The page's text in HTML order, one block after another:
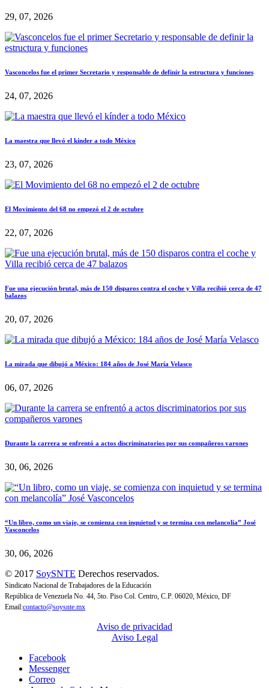
29, 07, 2026
Vasconcelos fue el primer Secretario y responsable de definir la estructura y funciones
24, 07, 2026
La maestra que llevó el kínder a todo México
23, 07, 2026
El Movimiento del 68 no empezó el 2 de octubre
22, 07, 2026
Fue una ejecución brutal, más de 150 disparos contra el coche y Villa recibió cerca de 47
balazos
20, 07, 2026
La mirada que dibujó a México: 184 años de José María Velasco
06, 07, 2026
Durante la carrera se enfrentó a actos discriminatorios por sus compañeros varones
30, 06, 2026
“Un libro, como un viaje, se comienza con inquietud y se termina con melancolía” José
Vasconcelos
30, 06, 2026
© 2017 SoySNTE Derechos reservados.
Sindicato Nacional de Trabajadores de la Educación
República de Venezuela No. 44, 5to. Piso Col. Centro, C.P. 06020, México, DF
Email:contacto@soysnte.mx
Aviso de privacidad
Aviso Legal
Facebook
Messenger
Correo